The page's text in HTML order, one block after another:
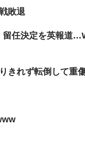
敗退
留任決定を英報道
きれず転倒して重